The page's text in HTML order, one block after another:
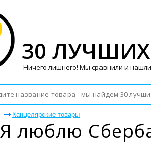
Канцелярские товары
люблю
30
Ничего лишнего! Мы сравнили и